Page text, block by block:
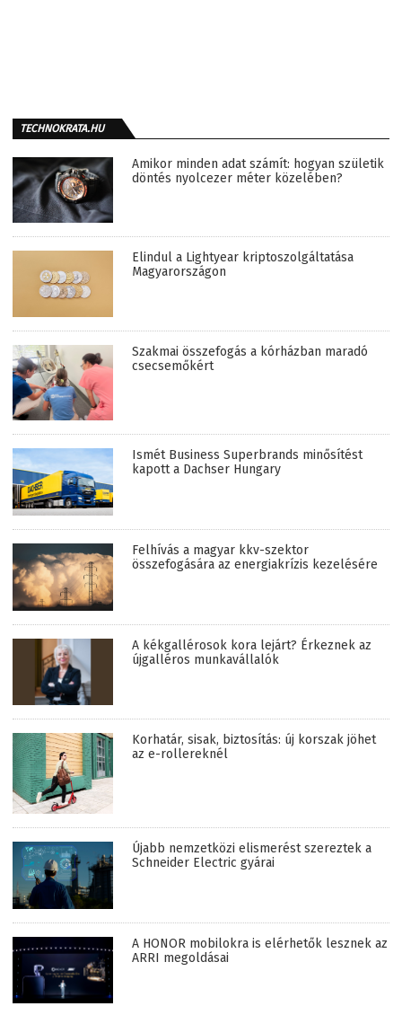
TECHNOKRATA.HU
Amikor minden adat számít: hogyan születik
döntés nyolcezer méter közelében?
Elindul a Lightyear kriptoszolgáltatása
Magyarországon
Szakmai összefogás a kórházban maradó
csecsemőkért
Ismét Business Superbrands minősítést
kapott a Dachser Hungary
Felhívás a magyar kkv-szektor
összefogására az energiakrízis kezelésére
A kékgallérosok kora lejárt? Érkeznek az
újgalléros munkavállalók
Korhatár, sisak, biztosítás: új korszak jöhet
az e-rollereknél
Újabb nemzetközi elismerést szereztek a
Schneider Electric gyárai
A HONOR mobilokra is elérhetők lesznek az
ARRI megoldásai